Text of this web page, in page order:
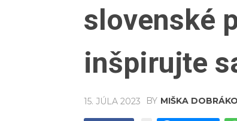
slovenské
inšpirujte
15. JÚLA 2023 BY MIŠKA